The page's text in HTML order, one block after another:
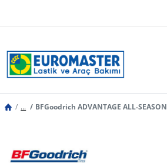
... BFGoodrich ADVANTAGE ALL-SEASON